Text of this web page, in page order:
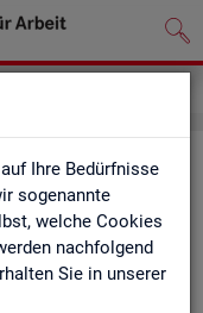
Ihre Bedürfnisse
sogenannte
welche Cookies
nachfolgend
Sie in unserer
Kon­takt zu tre­ten!
Son­der­